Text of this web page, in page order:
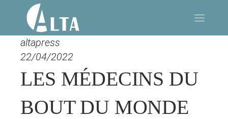
altapress
22/04/2022
LES MÉDECINS DU
BOUT DU MONDE